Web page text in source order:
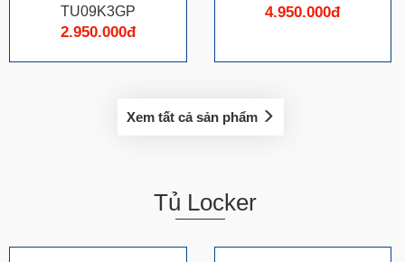
TU09K3GP
2.950.000đ
4.950.000đ
Xem tất cả sản phẩm
Tủ Locker